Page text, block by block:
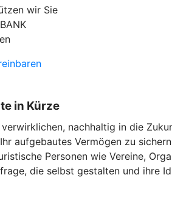
wir Sie
in Kürze
nachhaltig in die
aufgebautes Vermögen zu
Personen wie Vereine,
die selbst gestalten und ihre